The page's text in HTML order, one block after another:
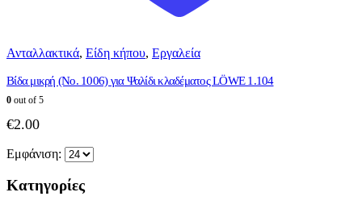
Ανταλλακτικά, Είδη κήπου, Εργαλεία
Βίδα μικρή (Νο. 1006) για Ψαλίδι κλαδέματος LÖWE 1.104
0 out of 5
€2.00
Εμφάνιση:
Κατηγορίες